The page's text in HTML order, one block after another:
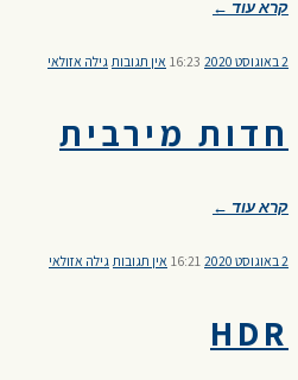
קרא עוד ←
2 באוגוסט 2020 16:23 אין תגובות גילה אזולאי
חדות מירבית
קרא עוד ←
2 באוגוסט 2020 16:21 אין תגובות גילה אזולאי
HDR